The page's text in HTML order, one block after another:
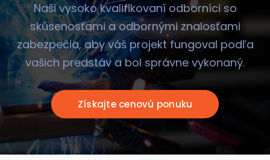
Naši vysoko kvalifikovaní odborníci so
skúsenosťami a odbornými znalosťami
zabezpečia, aby váš projekt fungoval podľa
vašich predstáv a bol správne vykonaný.
Získajte cenovú ponuku